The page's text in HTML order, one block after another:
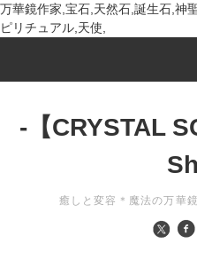
万華鏡作家,宝石,天然石,誕生石,神
ピリチュアル,天使,
-【CRYSTAL
癒しと変容＊魔法の万華